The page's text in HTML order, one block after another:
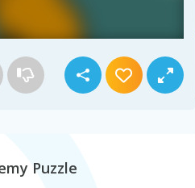
Puzzle